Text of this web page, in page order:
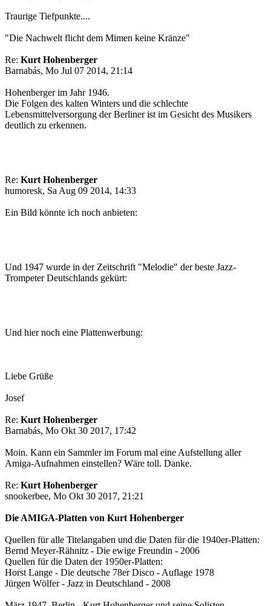
Traurige Tiefpunkte....
"Die Nachwelt flicht dem Mimen keine Kränze"
Re: Kurt Hohenberger
Barnabás, Mo Jul 07 2014, 21:14
Hohenberger im Jahr 1946.
Die Folgen des kalten Winters und die schlechte
Lebensmittelversorgung der Berliner ist im Gesicht des Musikers
deutlich zu erkennen.
Re: Kurt Hohenberger
humoresk, Sa Aug 09 2014, 14:33
Ein Bild könnte ich noch anbieten:
Und 1947 wurde in der Zeitschrift "Melodie" der beste Jazz-
Trompeter Deutschlands gekürt:
Und hier noch eine Plattenwerbung:
Liebe Grüße
Josef
Re: Kurt Hohenberger
Barnabás, Mo Okt 30 2017, 17:42
Moin. Kann ein Sammler im Forum mal eine Aufstellung aller
Amiga-Aufnahmen einstellen? Wäre toll. Danke.
Re: Kurt Hohenberger
snookerbee, Mo Okt 30 2017, 21:21
Die AMIGA-Platten von Kurt Hohenberger
Quellen für alle Titelangaben und die Daten für die 1940er-Platten:
Bernd Meyer-Rähnitz - Die ewige Freundin - 2006
Quellen für die Daten der 1950er-Platten:
Horst Lange - Die deutsche 78er Disco - Auflage 1978
Jürgen Wölfer - Jazz in Deutschland - 2008